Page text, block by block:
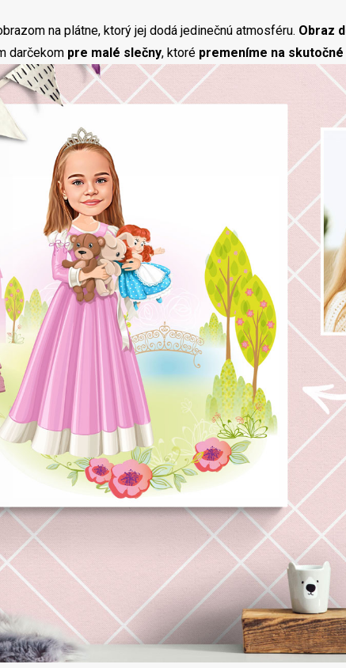
na plátne, ktorý jej dodá jedinečnú atmosféru. Obraz
darčekom pre malé slečny, ktoré premeníme na